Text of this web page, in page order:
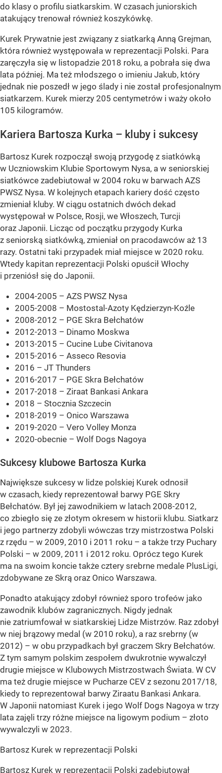
do klasy o profilu siatkarskim. W czasach juniorskich
atakujący trenował również koszykówkę.
Kurek Prywatnie jest związany z siatkarką Anną Grejman,
która również występowała w reprezentacji Polski. Para
zaręczyła się w listopadzie 2018 roku, a pobrała się dwa
lata później. Ma też młodszego o imieniu Jakub, który
jednak nie poszedł w jego ślady i nie został profesjonalnym
siatkarzem. Kurek mierzy 205 centymetrów i waży około
105 kilogramów.
Kariera Bartosza Kurka – kluby i sukcesy
Bartosz Kurek rozpoczął swoją przygodę z siatkówką
w Uczniowskim Klubie Sportowym Nysa, a w seniorskiej
siatkówce zadebiutował w 2004 roku w barwach AZS
PWSZ Nysa. W kolejnych etapach kariery dość często
zmieniał kluby. W ciągu ostatnich dwóch dekad
występował w Polsce, Rosji, we Włoszech, Turcji
oraz Japonii. Licząc od początku przygody Kurka
z seniorską siatkówką, zmieniał on pracodawców aż 13
razy. Ostatni taki przypadek miał miejsce w 2020 roku.
Wtedy kapitan reprezentacji Polski opuścił Włochy
i przeniósł się do Japonii.
2004-2005 – AZS PWSZ Nysa
2005-2008 – Mostostal-Azoty Kędzierzyn-Koźle
2008-2012 – PGE Skra Bełchatów
2012-2013 – Dinamo Moskwa
2013-2015 – Cucine Lube Civitanova
2015-2016 – Asseco Resovia
2016 – JT Thunders
2016-2017 – PGE Skra Bełchatów
2017-2018 – Ziraat Bankasi Ankara
2018 – Stocznia Szczecin
2018-2019 – Onico Warszawa
2019-2020 – Vero Volley Monza
2020-obecnie – Wolf Dogs Nagoya
Sukcesy klubowe Bartosza Kurka
Największe sukcesy w lidze polskiej Kurek odnosił
w czasach, kiedy reprezentował barwy PGE Skry
Bełchatów. Był jej zawodnikiem w latach 2008-2012,
co zbiegło się ze złotym okresem w historii klubu. Siatkarz
i jego partnerzy zdobyli wówczas trzy mistrzostwa Polski
z rzędu – w 2009, 2010 i 2011 roku – a także trzy Puchary
Polski – w 2009, 2011 i 2012 roku. Oprócz tego Kurek
ma na swoim koncie także cztery srebrne medale PlusLigi,
zdobywane ze Skrą oraz Onico Warszawa.
Ponadto atakujący zdobył również sporo trofeów jako
zawodnik klubów zagranicznych. Nigdy jednak
nie zatriumfował w siatkarskiej Lidze Mistrzów. Raz zdobył
w niej brązowy medal (w 2010 roku), a raz srebrny (w
2012) – w obu przypadkach był graczem Skry Bełchatów.
Z tym samym polskim zespołem dwukrotnie wywalczył
drugie miejsce w Klubowych Mistrzostwach Świata. W CV
ma też drugie miejsce w Pucharze CEV z sezonu 2017/18,
kiedy to reprezentował barwy Ziraatu Bankasi Ankara.
W Japonii natomiast Kurek i jego Wolf Dogs Nagoya w trzy
lata zajęli trzy różne miejsce na ligowym podium – złoto
wywalczyli w 2023.
Bartosz Kurek w reprezentacji Polski
Bartosz Kurek w reprezentacji Polski zadebiutował